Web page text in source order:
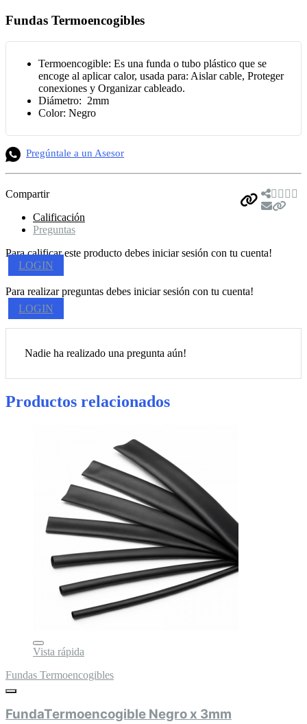
Fundas Termoencogibles
Termoencogible: Es una funda o tubo plástico que se
encoge al aplicar calor, usada para: Aislar cable, Proteger
conexiones y Organizar cableado.
Diámetro: 2mm
Color: Negro
Pregúntale a un Asesor
Compartir
Calificación
Preguntas
Para calificar este producto debes iniciar sesión con tu cuenta!
LOGIN
Para realizar preguntas debes iniciar sesión con tu cuenta!
LOGIN
Nadie ha realizado una pregunta aún!
Productos relacionados
Vista rápida
Fundas Termoencogibles
FundaTermoencogible Negro x 3mm